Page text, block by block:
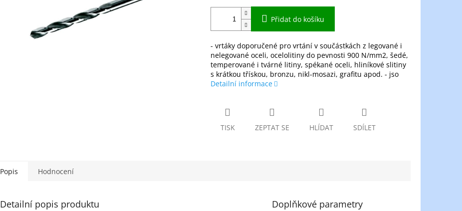
Přidat do košíku
- vrtáky doporučené pro vrtání v součástkách z legované i
nelegované oceli, ocelolitiny do pevnosti 900 N/mm2, šedé,
temperované i tvárné litiny, spékané oceli, hliníkové slitiny
s krátkou třískou, bronzu, nikl-mosazi, grafitu apod. - jso
Detailní informace
TISK ZEPTAT SE HLÍDAT SDÍLET
Popis Hodnocení
Detailní popis produktu Doplňkové parametry